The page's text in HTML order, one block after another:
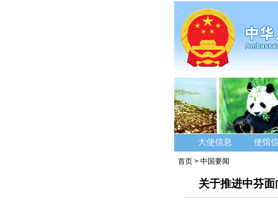
大使信息 使馆
首页 > 中国要闻
关于推进中芬